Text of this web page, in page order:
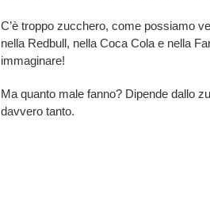
C’è troppo zucchero, come possiamo
nella Redbull, nella Coca Cola e nella
immaginare!
Ma quanto male fanno? Dipende dallo
davvero tanto.